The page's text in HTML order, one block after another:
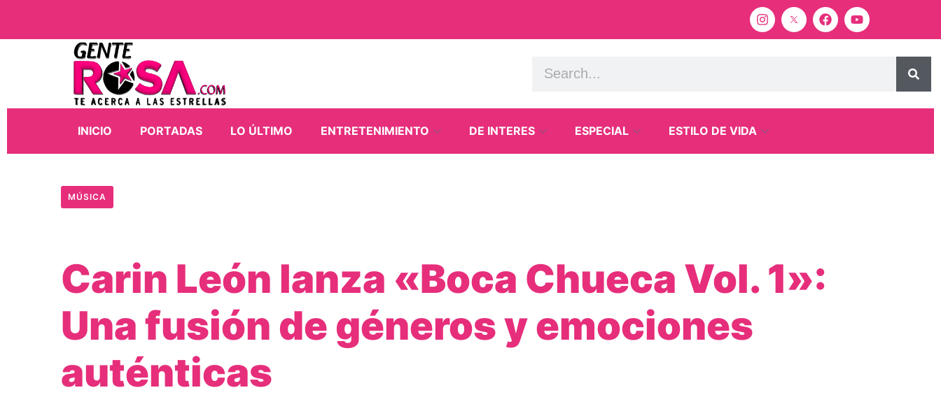
INICIO PORTADAS LO ÚLTIMO ENTRETENIMIENTO DE INTERES ESPECIAL ESTILO DE VIDA
MÚSICA
Carin León lanza «Boca Chueca Vol. 1»:
Una fusión de géneros y emociones
auténticas